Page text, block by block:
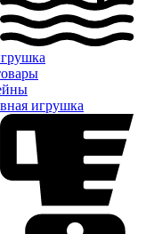
игрушка